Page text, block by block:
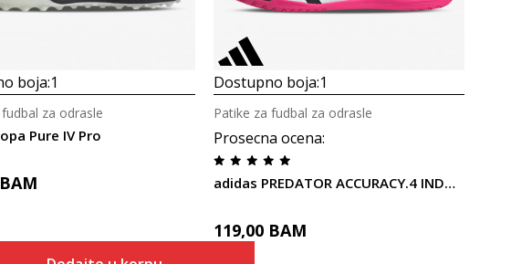
boja:1
Pure IV Pro
za odrasle
BAM
Dostupno boja:1
Prosecna ocena:
adidas PREDATOR ACCURACY.4 INDOOR SALA
Patike za fudbal za odrasle
119,00 BAM